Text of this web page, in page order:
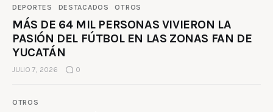
DEPORTES DESTACADOS OTROS
MÁS DE 64 MIL PERSONAS VIVIERON LA
PASIÓN DEL FÚTBOL EN LAS ZONAS FAN DE
YUCATÁN
JULIO 7, 2026 0
OTROS